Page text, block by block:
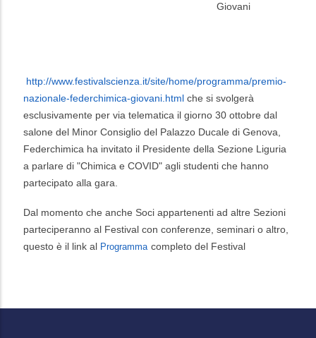
Giovani
http://www.festivalscienza.it/site/home/programma/premio-
nazionale-federchimica-giovani.html che si svolgerà
esclusivamente per via telematica il giorno 30 ottobre dal
salone del Minor Consiglio del Palazzo Ducale di Genova,
Federchimica ha invitato il Presidente della Sezione Liguria
a parlare di "Chimica e COVID" agli studenti che hanno
partecipato alla gara.
Dal momento che anche Soci appartenenti ad altre Sezioni
parteciperanno al Festival con conferenze, seminari o altro,
questo è il link al Programma completo del Festival